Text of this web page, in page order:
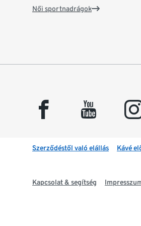
Női sportnadrágok
facebook youtube
Szerződéstől való elállás Kávé
Kapcsolat & segítség